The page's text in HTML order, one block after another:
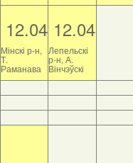
12.04
Мінскі р-н,
Т.
Раманава
12.04
Лепельскі
р-н, А.
Вінчэўскі